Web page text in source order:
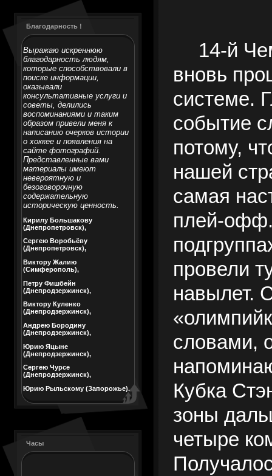
Благодарность !
Выражаю искреннюю
благодарность людям,
которые способствовали в
поиске информации,
оказывали
консультативные услуги и
советы, делились
воспоминаниями и таким
образом привели меня к
написанию очерков истории
о хоккее и появления на
сайте фотографий.
Представленные вами
материалы имеют
невероятную и
безоговорочную
содержательную
историческую ценность.
Кирилу Большакову
(Днепропетровск),
Сергею Воробьёву
(Днепропетровск),
Виктору Жалию
(Симферополь),
Петру Фишбейн
(Днепродзержинск),
Виктору Куленко
(Днепродзержинск),
Андрею Бородину
(Днепродзержинск),
Юрию Яцыне
(Днепродзержинск),
Сергею Чурсе
(Днепродзержинск),
Юрию Рыльскому (Запорожье).
Часы
14-й
вновь
системе.
событие
потому,
нашей
самая
плей-
провели
навылет.
словами,
Кубка
зоны
четыре